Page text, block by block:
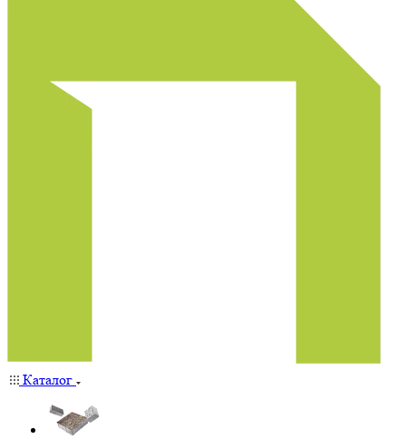
Каталог